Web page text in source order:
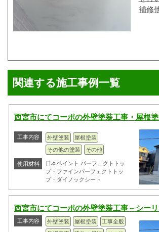
補修
関連する施工事例一覧
西宮市にてコーポの外壁塗装工事・屋根
工事内容 外壁塗装
屋根塗装
その他の塗装
その他
使用材料
日本ペイント パーフェクトトッ
プ・ファインパーフェクトトッ
プ・ダイノックシート
西宮市にてコーポの外壁塗装工事～シー
工事内容 外壁塗装 屋根塗装
工事全般